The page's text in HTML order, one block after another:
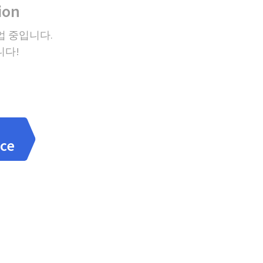
중입니다.
다!